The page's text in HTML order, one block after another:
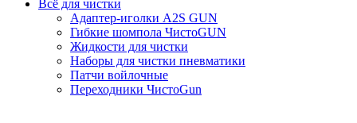
Всё для чистки
Адаптер-иголки A2S GUN
Гибкие шомпола ЧистоGUN
Жидкости для чистки
Наборы для чистки пневматики
Патчи войлочные
Переходники ЧистоGun